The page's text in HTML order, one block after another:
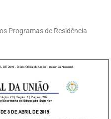
Programas de Residência